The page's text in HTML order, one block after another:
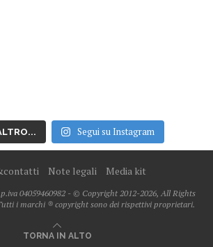
Segui su Instagram
Note legali Media kit
04059460982 - © Copyright 2012-2026, All Rights
i marchi ® copyright sono dei rispettivi proprietari.
TORNA IN ALTO